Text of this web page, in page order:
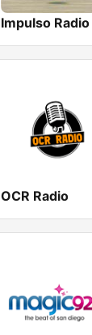
Impulso Radio
OCR Radio